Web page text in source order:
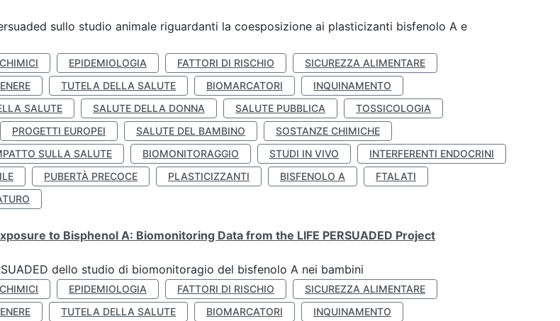
sullo studio animale riguardanti la coesposizione ai plasticizanti bisfenolo A e
EPIDEMIOLOGIA FATTORI DI RISCHIO
SICUREZZA ALIMENTARE
TUTELA DELLA SALUTE BIOMARCATORI
INQUINAMENTO
SALUTE
SALUTE DELLA DONNA SALUTE PUBBLICA
TOSSICOLOGIA
PROGETTI EUROPEI SALUTE DEL BAMBINO
SOSTANZE CHIMICHE
SULLA SALUTE
BIOMONITORAGGIO STUDI IN VIVO
INTERFERENTI ENDOCRINI
PUBERTÀ PRECOCE PLASTICIZZANTI BISFENOLO A
FTALATI
to Bisphenol A: Biomonitoring Data from the LIFE PERSUADED Project
dello studio di biomonitoragio del bisfenolo A nei bambini
EPIDEMIOLOGIA FATTORI DI RISCHIO
SICUREZZA ALIMENTARE
TUTELA DELLA SALUTE BIOMARCATORI
INQUINAMENTO